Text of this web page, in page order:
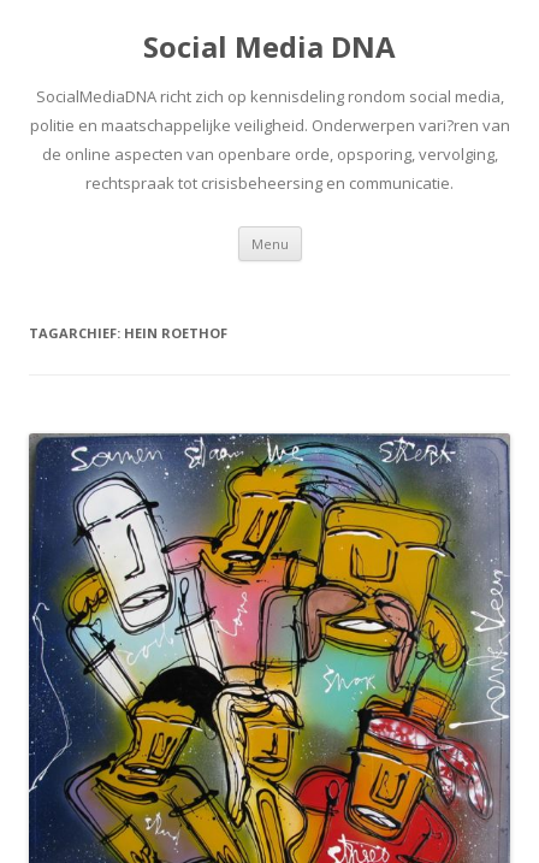
Social Media DNA
SocialMediaDNA richt zich op kennisdeling rondom social media,
politie en maatschappelijke veiligheid. Onderwerpen vari?ren van
de online aspecten van openbare orde, opsporing, vervolging,
rechtspraak tot crisisbeheersing en communicatie.
Menu Spring
inhoud
TAGARCHIEF: HEIN ROETHOF